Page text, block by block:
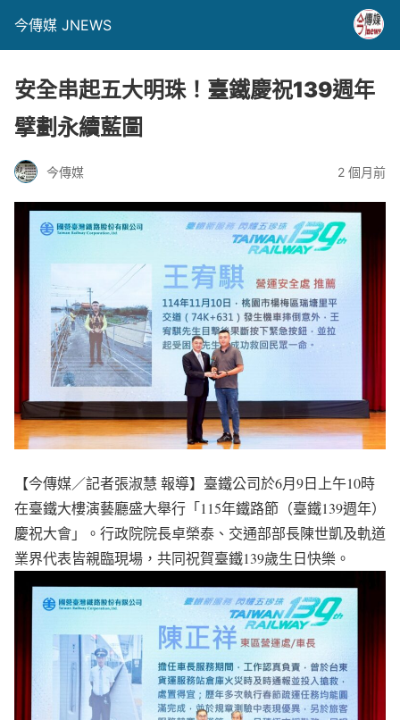
今傳媒 JNEWS
安全串起五大明珠！臺鐵慶祝139週年
擘劃永續藍圖
今傳媒 2 個月前
【今傳媒／記者張淑慧 報導】臺鐵公司於6月9日上午10時
在臺鐵大樓演藝廳盛大舉行「115年鐵路節（臺鐵139週年）
慶祝大會」。行政院院長卓榮泰、交通部部長陳世凱及軌道
業界代表皆親臨現場，共同祝賀臺鐵139歲生日快樂。